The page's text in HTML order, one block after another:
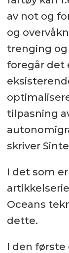
av not og
og
trenging
foregår det
tilpasning
skriver
I det som
Oceans
dette.
I den første